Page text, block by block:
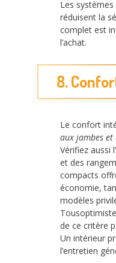
Les
réduisent la
complet est
l’achat.
8.
Le confort
aux jambes et
Vérifiez aussi
et des
compacts
économie,
modèles
de ce critère
Un intérieur
l’entretien